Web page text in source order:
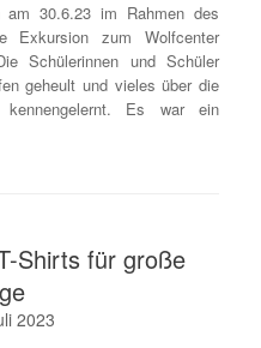
30.6.23 im Rahmen des
Exkursion zum Wolfcenter
Schülerinnen und Schüler
geheult und vieles über die
Es war ein
Shirts für große
2023